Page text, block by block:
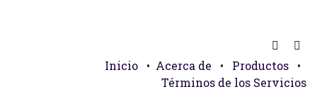
Inicio • Acerca de • Productos
•
Términos de los Servicios